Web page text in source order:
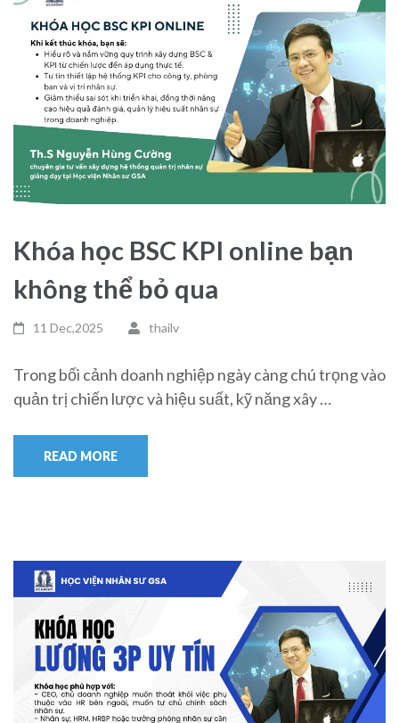
Khóa học BSC KPI online bạn
không thể bỏ qua
11 Dec,2025 thailv
Trong bối cảnh doanh nghiệp ngày càng chú trọng vào
quản trị chiến lược và hiệu suất, kỹ năng xây …
READ MORE